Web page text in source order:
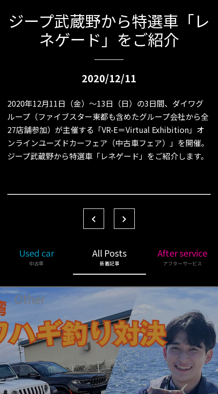
ジープ武蔵野から特選車「レ
ネゲード」をご紹介
2020/12/11
2020年12月11日（金）〜13日（日）の3日間、ダイワグ
ループ（ファイブスター東都も含めたグループ会社から全
27店舗参加）が主催する「VR-E＝Virtual Exhibition」オ
ンラインユーズドカーフェア（中古車フェア）」を開催。
ジープ武蔵野から特選車「レネゲード」をご紹介します。
Used car
中古車
All Posts
新着記事
After service
アフターサービス
Other